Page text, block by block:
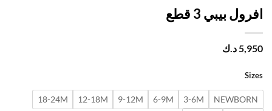
بيبي 3 قطع
د.ك
3-6M
6-9M
9-12M
12-18M
18-24M